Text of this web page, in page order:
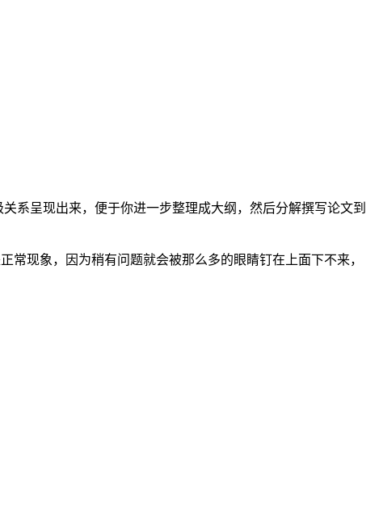
系呈现出来，便于你进一步整理成大纲，然后分解撰写论文到
常现象，因为稍有问题就会被那么多的眼睛钉在上面下不来，